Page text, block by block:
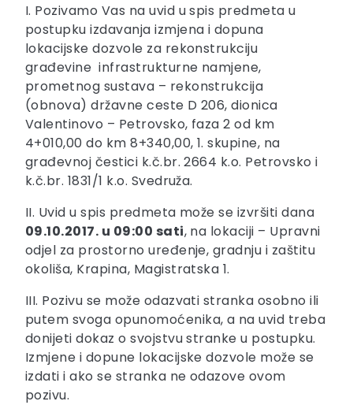
I. Pozivamo Vas na uvid u spis predmeta u
postupku izdavanja izmjena i dopuna
lokacijske dozvole za rekonstrukciju
građevine infrastrukturne namjene,
prometnog sustava – rekonstrukcija
(obnova) državne ceste D 206, dionica
Valentinovo – Petrovsko, faza 2 od km
4+010,00 do km 8+340,00, 1. skupine, na
građevnoj čestici k.č.br. 2664 k.o. Petrovsko i
k.č.br. 1831/1 k.o. Svedruža.
II. Uvid u spis predmeta može se izvršiti dana
09.10.2017. u 09:00 sati, na lokaciji – Upravni
odjel za prostorno uređenje, gradnju i zaštitu
okoliša, Krapina, Magistratska 1.
III. Pozivu se može odazvati stranka osobno ili
putem svoga opunomoćenika, a na uvid treba
donijeti dokaz o svojstvu stranke u postupku.
Izmjene i dopune lokacijske dozvole može se
izdati i ako se stranka ne odazove ovom
pozivu.